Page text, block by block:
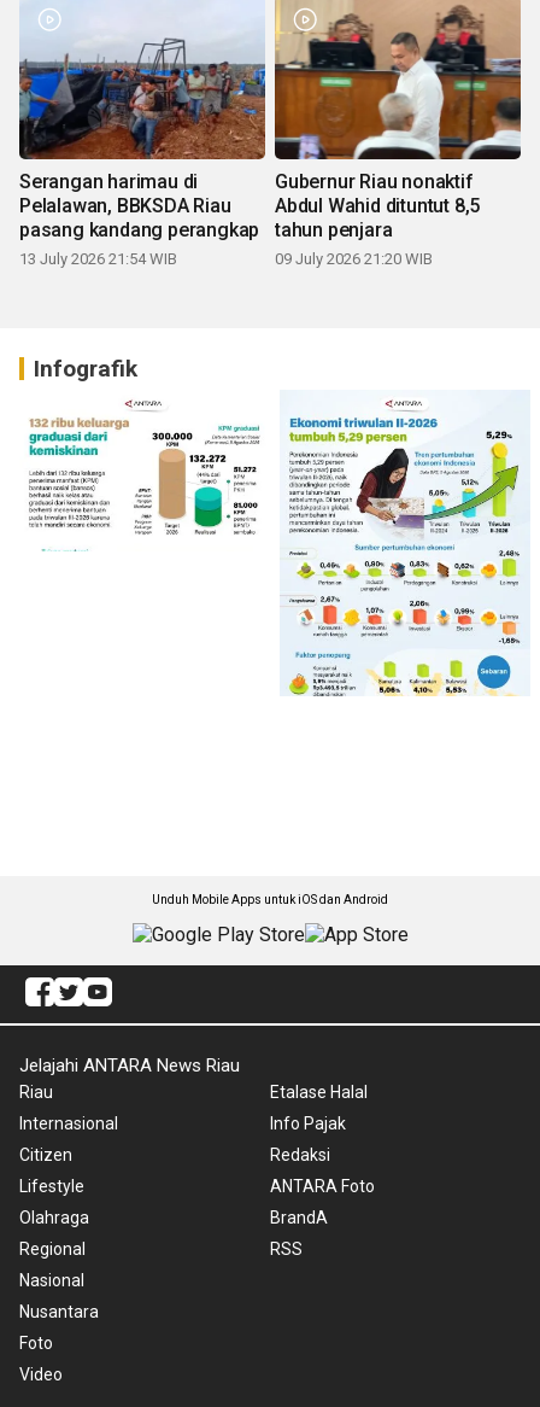
Serangan harimau di
Pelalawan, BBKSDA Riau
pasang kandang perangkap
13 July 2026 21:54 WIB
Gubernur Riau nonaktif
Abdul Wahid dituntut 8,5
tahun penjara
09 July 2026 21:20 WIB
Infografik
Unduh Mobile Apps untuk iOS dan Android
Jelajahi ANTARA News Riau
Riau
Internasional
Citizen
Lifestyle
Olahraga
Regional
Nasional
Nusantara
Foto
Video
Etalase Halal
Info Pajak
Redaksi
ANTARA Foto
BrandA
RSS